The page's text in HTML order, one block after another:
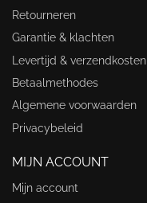
Retourneren
Garantie & klachten
Levertijd & verzendkosten
Betaalmethodes
Algemene voorwaarden
Privacybeleid
MIJN ACCOUNT
Mijn account